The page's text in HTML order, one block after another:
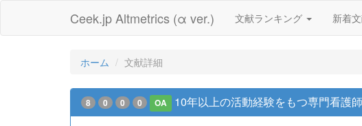
Ceek.jp Altmetrics (α ver.) 文献ランキング 新着
ホーム 文献詳細
8 0 0 0 OA 10年以上の活動経験をもつ専門看護